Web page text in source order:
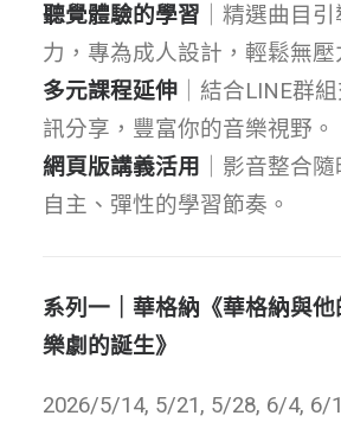
聽覺體驗的學習 ｜精選曲目
力，專為成人設計，輕鬆無壓
多元課程延伸 ｜結合LINE群
訊分享，豐富你的音樂視野。
網頁版講義活用
｜影音整合
自主、彈性的學習節奏。
系列一｜華格納《華格納與他
樂劇的誕生》
2026/5/14, 5/21, 5/28, 6/4, 6/